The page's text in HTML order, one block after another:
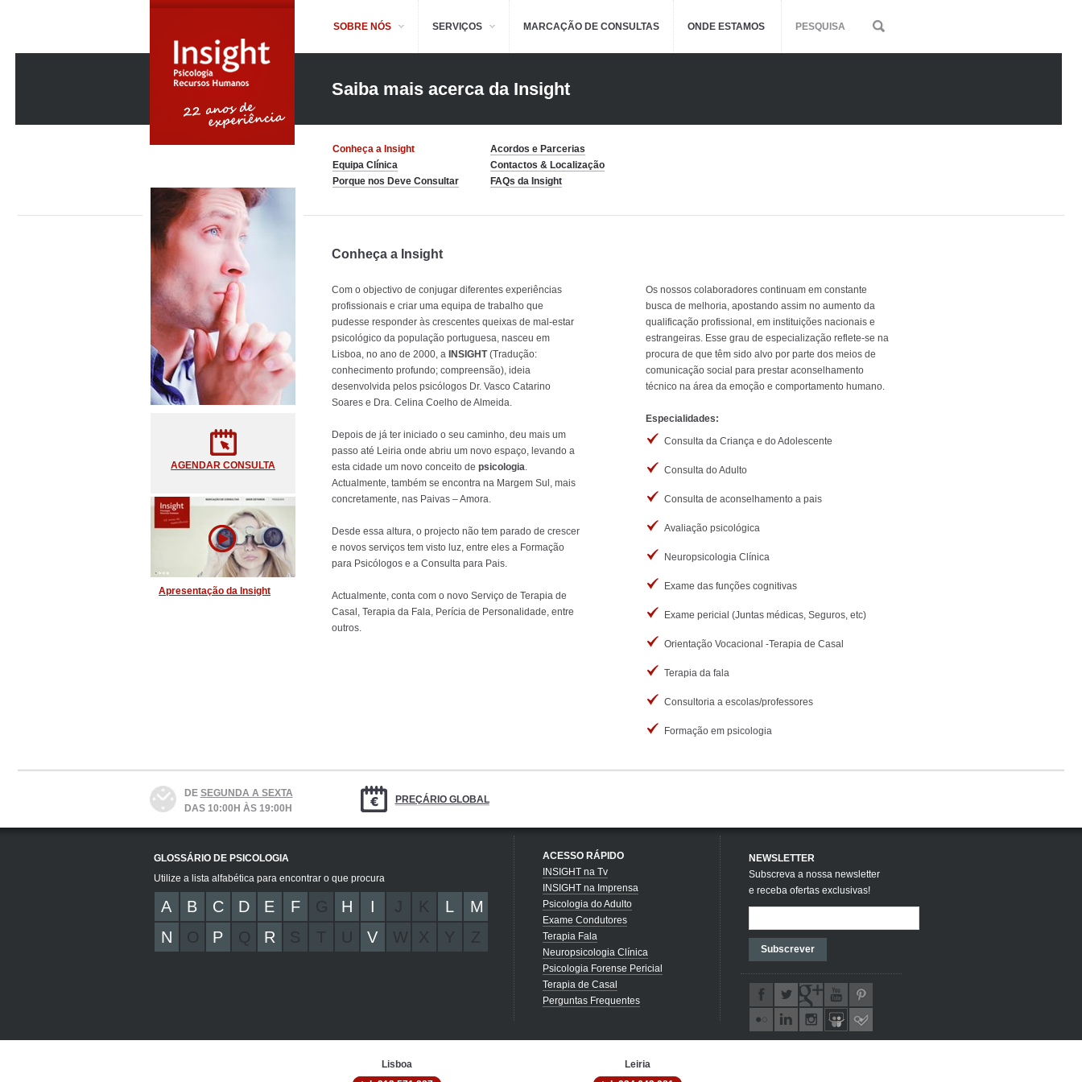
SOBRE NÓS SERVIÇOS MARCAÇÃO DE CONSULTAS ONDE ESTAMOS PESQUISA
Saiba mais acerca da Insight
Conheça a Insight
Equipa Clínica
Porque nos Deve Consultar
Acordos e Parcerias
Contactos & Localização
FAQs da Insight
Conheça a Insight
Com o objectivo de conjugar diferentes experiências
profissionais e criar uma equipa de trabalho que
pudesse responder às crescentes queixas de mal-estar
psicológico da população portuguesa, nasceu em
Lisboa, no ano de 2000, a INSIGHT(Tradução:
conhecimento profundo; compreensão), ideia
desenvolvida pelos psicólogos Dr. Vasco Catarino
Soares e Dra. Celina Coelho de Almeida.
Depois de já ter iniciado o seu caminho, deu mais um
passo até Leiria onde abriu um novo espaço, levando a
esta cidade um novo conceito de psicologia.
Actualmente, também se encontra na Margem Sul, mais
concretamente, nas Paivas – Amora.
Desde essa altura, o projecto não tem parado de crescer
e novos serviços tem visto luz, entre eles a Formação
para Psicólogos e a Consulta para Pais.
Actualmente, conta com o novo Serviço de Terapia de
Casal, Terapia da Fala, Perícia de Personalidade, entre
outros.
Os nossos colaboradores continuam em constante
busca de melhoria, apostando assim no aumento da
qualificação profissional, em instituições nacionais e
estrangeiras. Esse grau de especialização reflete-se na
procura de que têm sido alvo por parte dos meios de
comunicação social para prestar aconselhamento
técnico na área da emoção e comportamento humano.
Especialidades:
Consulta da Criança e do Adolescente
Consulta do Adulto
Consulta de aconselhamento a pais
Avaliação psicológica
Neuropsicologia Clínica
Exame das funções cognitivas
Exame pericial (Juntas médicas, Seguros, etc)
Orientação Vocacional -Terapia de Casal
Terapia da fala
Consultoria a escolas/professores
Formação em psicologia
AGENDAR CONSULTA
Apresentação da Insight
DE SEGUNDA A SEXTA
DAS 10:00H ÀS 19:00H
PREÇÁRIO GLOBAL
GLOSSÁRIO DE PSICOLOGIA
Utilize a lista alfabética para encontrar o que procura
A B C D E F G H I K L
M
N
O P Q R S V W X Y Z
ACESSO RÁPIDO
INSIGHT na Tv
INSIGHT na Imprensa
Psicologia do Adulto
Exame Condutores
Terapia Fala
Neuropsicologia Clínica
Psicologia Forense Pericial
Terapia de Casal
Perguntas Frequentes
NEWSLETTER
Subscreva a nossa newsletter
e receba ofertas exclusivas!
Subscrever
Lisboa
Leiria